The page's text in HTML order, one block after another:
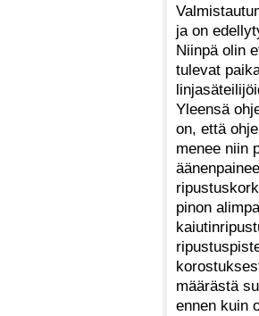
ja on
Niinpä olin
tulevat
Yleensä
on, että
menee niin
pinon
määrästä
ennen kuin